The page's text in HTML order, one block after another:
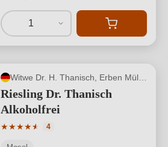
1
Riesling Dr. Thanisch
Alkoholfrei
★★★★★
★
Durchschnittliche Bewertung von 4.75
4